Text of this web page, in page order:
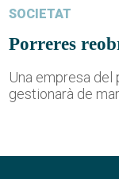
SOCIETAT
Porreres
Una empresa del
gestionarà de